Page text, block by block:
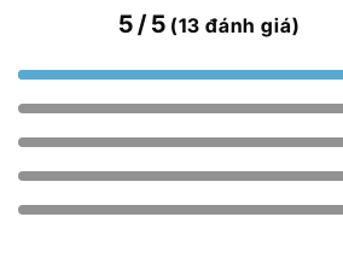
5/ 5 (13 đánh giá)